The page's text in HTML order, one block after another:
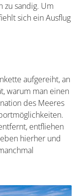
zu sandig. Um
sich ein Ausflug
aufgereiht, an
warum man einen
des Meeres
entfliehen
hierher und